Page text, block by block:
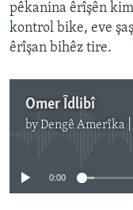
pêkanina êrîşên
kontrol bike, eve
êrîşan bihêz tire.
Omer Îdlibî
byDengê Amerîka
No
0:00